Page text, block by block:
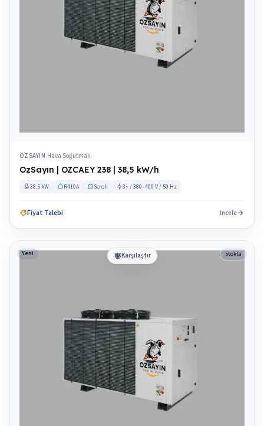
ÖZSAYIN|Hava Soğutmalı
OzSayın | OZCAEY 238 | 38,5 kW/h
38.5 kW R410A Scroll 3~ / 380–400 V / 50 Hz
Fiyat Talebi İncele
Karşılaştır
Yeni Stokta